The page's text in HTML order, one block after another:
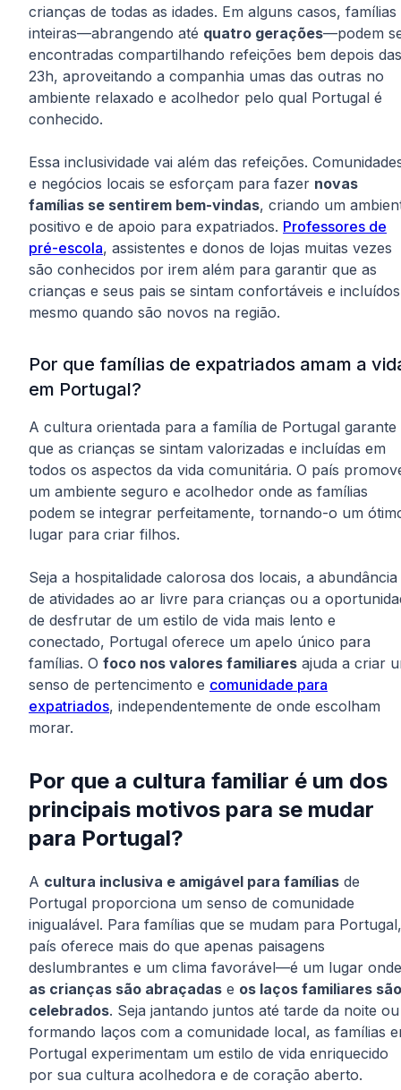
crianças de todas as idades. Em alguns casos, famílias
inteiras—abrangendo até quatro gerações—podem
encontradas compartilhando refeições bem depois das
23h, aproveitando a companhia umas das outras no
ambiente relaxado e acolhedor pelo qual Portugal é
conhecido.
Essa inclusividade vai além das refeições.
e negócios locais se esforçam para fazer novas
famílias se sentirem bem-vindas, criando um
positivo e de apoio para expatriados. Professores de
pré-escola, assistentes e donos de lojas muitas vezes
são conhecidos por irem além para garantir que as
crianças e seus pais se sintam confortáveis e
mesmo quando são novos na região.
Por que famílias de expatriados amam a
em Portugal?
A cultura orientada para a família de Portugal garante
que as crianças se sintam valorizadas e incluídas em
todos os aspectos da vida comunitária. O país
um ambiente seguro e acolhedor onde as famílias
podem se integrar perfeitamente, tornando-o um
lugar para criar filhos.
Seja a hospitalidade calorosa dos locais, a abundância
de atividades ao ar livre para crianças ou a
de desfrutar de um estilo de vida mais lento e
conectado, Portugal oferece um apelo único para
famílias. O foco nos valores familiares ajuda a criar
senso de pertencimento e comunidade para
expatriados, independentemente de onde escolham
morar.
Por que a cultura familiar é um dos
principais motivos para se mudar
para Portugal?
A cultura inclusiva e amigável para famílias de
Portugal proporciona um senso de comunidade
inigualável. Para famílias que se mudam para
país oferece mais do que apenas paisagens
deslumbrantes e um clima favorável—é um lugar onde
as crianças são abraçadas e os laços familiares são
celebrados. Seja jantando juntos até tarde da noite ou
formando laços com a comunidade local, as famílias
Portugal experimentam um estilo de vida enriquecido
por sua cultura acolhedora e de coração aberto.